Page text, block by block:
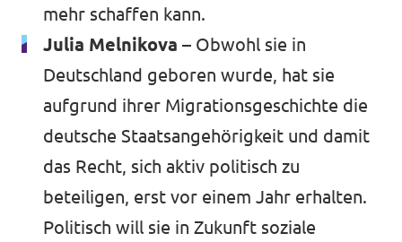
mehr schaffen kann.
Julia Melnikova – Obwohl sie in
Deutschland geboren wurde, hat sie
aufgrund ihrer Migrationsgeschichte die
deutsche Staatsangehörigkeit und damit
das Recht, sich aktiv politisch zu
beteiligen, erst vor einem Jahr erhalten.
Politisch will sie in Zukunft soziale